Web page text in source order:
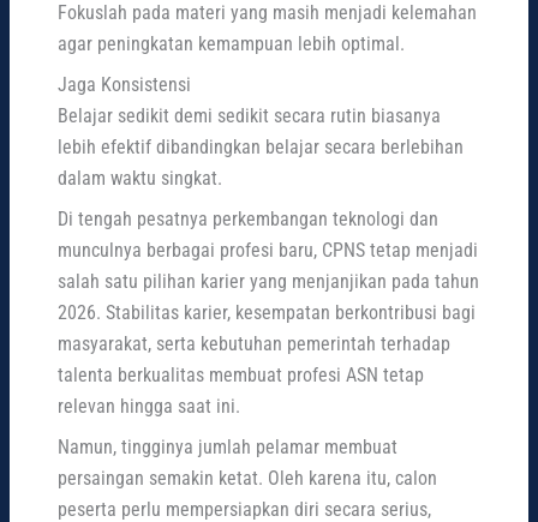
Fokuslah pada materi yang masih menjadi kelemahan
agar peningkatan kemampuan lebih optimal.
Jaga Konsistensi
Belajar sedikit demi sedikit secara rutin biasanya
lebih efektif dibandingkan belajar secara berlebihan
dalam waktu singkat.
Di tengah pesatnya perkembangan teknologi dan
munculnya berbagai profesi baru, CPNS tetap menjadi
salah satu pilihan karier yang menjanjikan pada tahun
2026. Stabilitas karier, kesempatan berkontribusi bagi
masyarakat, serta kebutuhan pemerintah terhadap
talenta berkualitas membuat profesi ASN tetap
relevan hingga saat ini.
Namun, tingginya jumlah pelamar membuat
persaingan semakin ketat. Oleh karena itu, calon
peserta perlu mempersiapkan diri secara serius,